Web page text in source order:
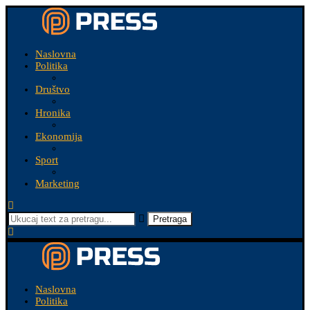
Naslovna
Politika
Društvo
Hronika
Ekonomija
Sport
Marketing
Pretraga
Naslovna
Politika